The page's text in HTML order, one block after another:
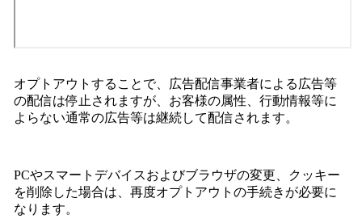
オプトアウトすることで、広告配信事業者による広告等
の配信は停止されますが、お客様の属性、行動情報等に
よらない通常の広告等は継続して配信されます。
PCやスマートデバイスおよびブラウザの変更、クッキー
を削除した場合は、再度オプトアウトの手続きが必要に
なります。